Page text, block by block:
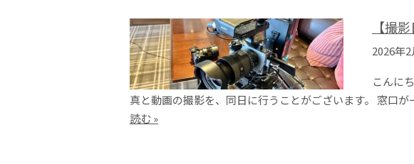
【撮
2026年2
こんに
真と動画の撮影を、同日に行うことがございます。 窓口
読む »